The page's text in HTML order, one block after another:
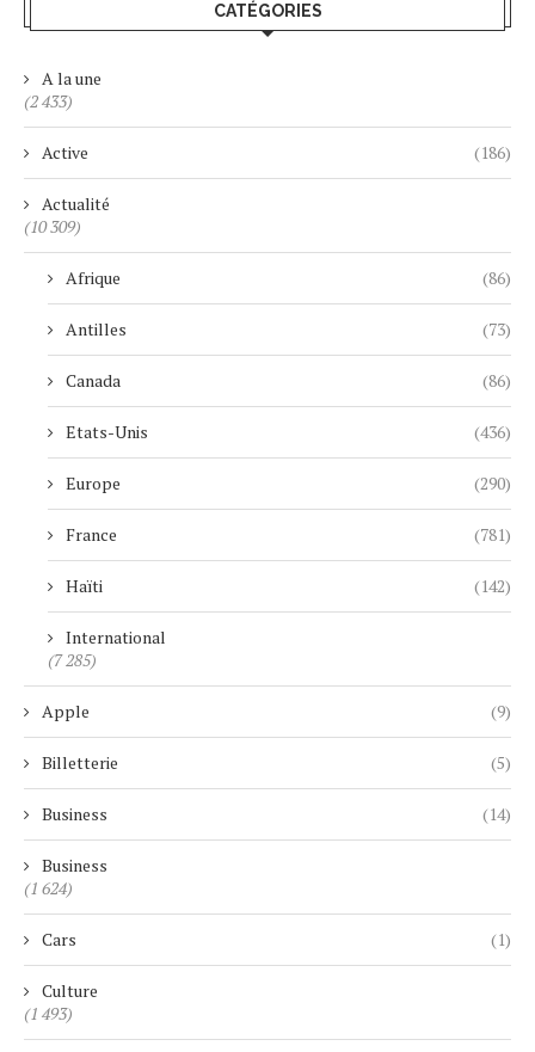
CATÉGORIES
A la une
(2 433)
Active (186)
Actualité
(10 309)
Afrique (86)
Antilles (73)
Canada (86)
Etats-Unis (436)
Europe (290)
France (781)
Haïti (142)
International
(7 285)
Apple (9)
Billetterie (5)
Business (14)
Business
(1 624)
Cars (1)
Culture
(1 493)